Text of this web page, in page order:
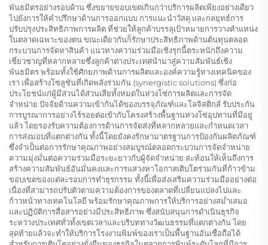
พันธมิตรอย่างรอบด้าน ซึ่งขยายขอบเขตเกินกว่าบริการผลิตเพียงอย่างเดียว
ไปยังการให้คำปรึกษาด้านการออกแบบ การแนะนำวัสดุ และกลยุทธ์การ
ปรับปรุงประสิทธิภาพการผลิต ที่ช่วยให้ลูกค้าบรรลุเป้าหมายการวางตำแหน่ง
ในตลาดเฉพาะของตน ขณะเดียวกันก็รักษาประสิทธิภาพด้านต้นทุนตลอด
กระบวนการจัดหาสินค้า แนวทางความร่วมมือเชิงรุกนี้ตระหนักถึงความ
เชี่ยวชาญที่หลากหลายซึ่งลูกค้าต่างประเทศนำมาสู่ความสัมพันธ์เชิง
พันธมิตร พร้อมทั้งใช้ศักยภาพด้านการผลิตและองค์ความรู้ทางเทคนิคของ
เรา เพื่อสร้างโซลูชันที่เกิดพลังร่วมกัน (synergistic solutions) ซึ่งก่อ
ประโยชน์แก่ผู้มีส่วนได้ส่วนเสียทั้งหมดในห่วงโซ่การผลิตและการจัด
จำหน่าย ปัจจัยด้านความเข้ากันได้ของบรรจุภัณฑ์และโลจิสติกส์ รับประกัน
การบูรณาการอย่างไร้รอยต่อเข้ากับโครงสร้างพื้นฐานห่วงโซ่อุปทานที่มีอยู่
แล้ว โดยรองรับความต้องการด้านการจัดส่งที่หลากหลายและกำหนดเวลา
การส่งมอบที่แตกต่างกัน ทั้งนี้โดยยังคงรักษามาตรฐานการป้องกันผลิตภัณฑ์
ซึ่งจำเป็นต่อการรักษาคุณภาพอย่างสมบูรณ์ตลอดกระบวนการจัดจำหน่าย
ความมุ่งมั่นต่อความร่วมมือระยะยาวกับผู้จัดจำหน่าย สะท้อนให้เห็นถึงการ
สร้างความสัมพันธ์อันมั่นคงและการแสวงหาโอกาสเติบโตร่วมกันที่ก้าวข้าม
ขอบเขตของแต่ละรอบการทำธุรกรรม ทั้งนี้เพื่อส่งเสริมความร่วมมืออย่างต่อ
เนื่องที่สามารถปรับตัวตามความต้องการของตลาดที่เปลี่ยนแปลงไปและ
ก้าวหน้าทางเทคโนโลยี พร้อมรักษาคุณภาพการให้บริการอย่างสม่ำเสมอ
และปฏิบัติการสื่อสารอย่างมีประสิทธิภาพ ซึ่งสนับสนุนการดำเนินธุรกิจ
ระหว่างประเทศทั่วทั้งเขตเวลาและบริบททางวัฒนธรรมที่แตกต่างกัน โดย
สุดท้ายแล้วจะทำให้บริการโรงงานพิมพ์ของเราเป็นพื้นฐานอันเชื่อถือได้